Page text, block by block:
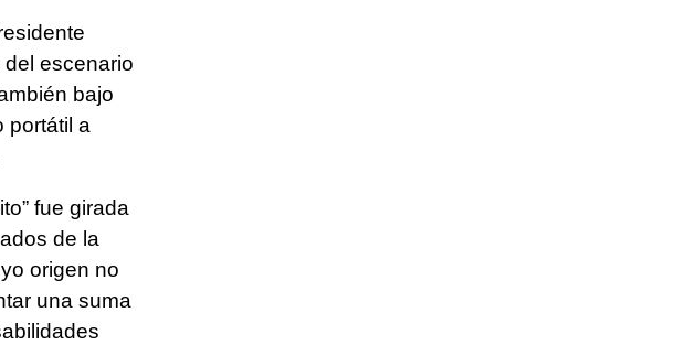
escenario
bajo
portátil a
fue girada
de la
origen no
una suma